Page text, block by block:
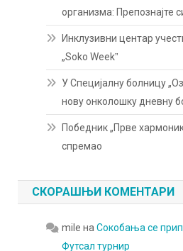
организма: Препознајте
Инклузивни центар
„Soko Weekˮ
У Специјалну болницу
нову онколошку дневну
Победник „Прве
спремао
СКОРАШЊИ КОМЕНТАРИ
mile наСокобања се
Футсал турнир